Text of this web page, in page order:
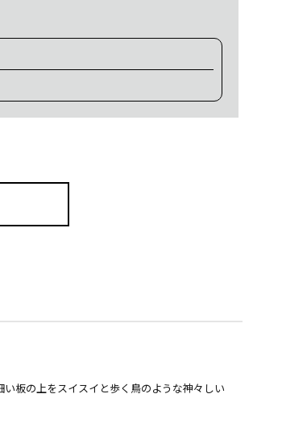
板の上をスイスイと歩く鳥のような神々しい